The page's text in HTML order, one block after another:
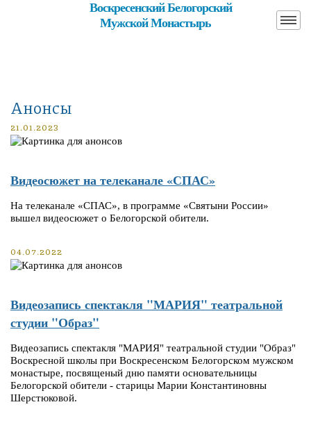
Воскресенский Белогорский
Мужской Монастырь
Анонсы
21.01.2023
Видеосюжет на телеканале «СПАС»
На телеканале «СПАС», в программе «Святыни России»
вышел видеосюжет о Белогорской обители.
04.07.2022
Видеозапись спектакля "МАРИЯ" театральной
студии "Образ"
Видеозапись спектакля "МАРИЯ" театральной студии "Образ"
Воскресной школы при Воскресенском Белогорском мужском
монастыре, посвященый дню памяти основательницы
Белогорской обители - старицы Марии Константиновны
Шерстюковой.